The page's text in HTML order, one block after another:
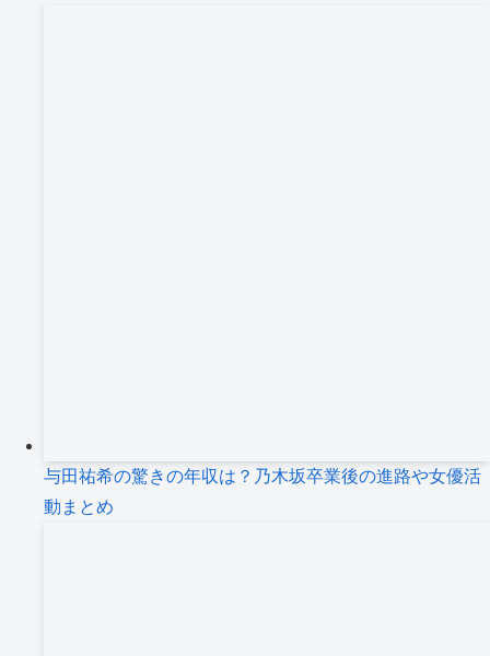
与田祐希の驚きの年収は？乃木坂卒業後の進路や女優活
動まとめ